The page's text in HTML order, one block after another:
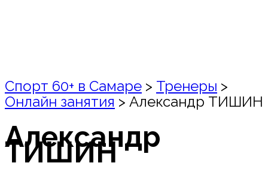
Спорт 60+ в Самаре > Тренеры >
Онлайн занятия > Александр ТИШИН
Александр
ТИШИН